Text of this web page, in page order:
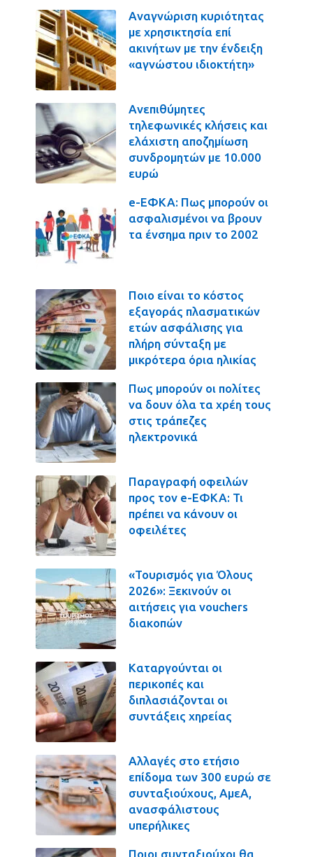
Αναγνώριση κυριότητας
με χρησικτησία επί
ακινήτων με την ένδειξη
«αγνώστου ιδιοκτήτη»
Ανεπιθύμητες
τηλεφωνικές κλήσεις και
ελάχιστη αποζημίωση
συνδρομητών με 10.000
ευρώ
e-ΕΦΚΑ: Πως μπορούν οι
ασφαλισμένοι να βρουν
τα ένσημα πριν το 2002
Ποιο είναι το κόστος
εξαγοράς πλασματικών
ετών ασφάλισης για
πλήρη σύνταξη με
μικρότερα όρια ηλικίας
Πως μπορούν οι πολίτες
να δουν όλα τα χρέη τους
στις τράπεζες
ηλεκτρονικά
Παραγραφή οφειλών
προς τον e-ΕΦΚΑ: Τι
πρέπει να κάνουν οι
οφειλέτες
«Τουρισμός για Όλους
2026»: Ξεκινούν οι
αιτήσεις για vouchers
διακοπών
Καταργούνται οι
περικοπές και
διπλασιάζονται οι
συντάξεις χηρείας
Αλλαγές στο ετήσιο
επίδομα των 300 ευρώ σε
συνταξιούχους, ΑμεΑ,
ανασφάλιστους
υπερήλικες
Ποιοι συνταξιούχοι θα